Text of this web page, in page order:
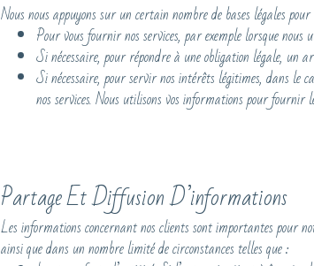
Nous nous appuyons sur un certain nombre de bases légales
Pour vous fournir nos services, par exemple lorsque
Si nécessaire, pour répondre à une obligation légale, un
Si nécessaire, pour servir nos intérêts légitimes, dans le
nos services. Nous utilisons vos informations pour fournir
Partage Et Diffusion D’informations
Les informations concernant nos clients sont importantes pour
ainsi que dans un nombre limité de circonstances telles que :